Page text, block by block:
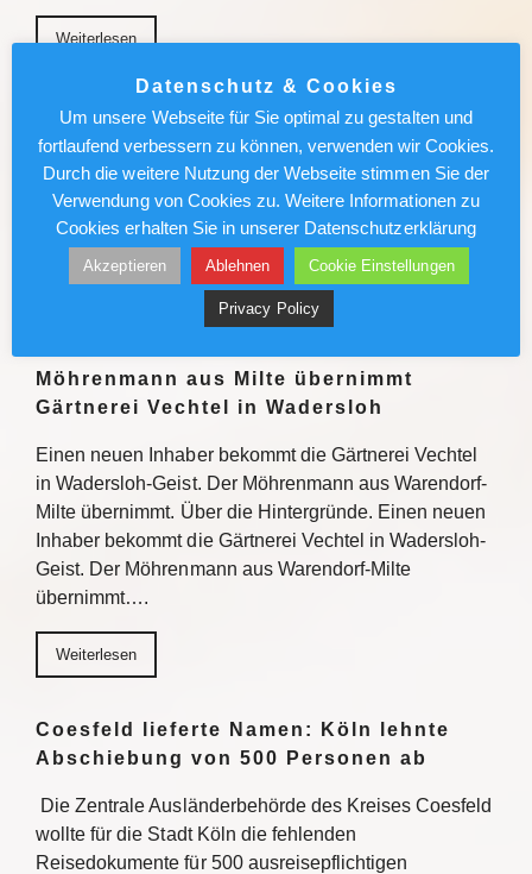
Weiterlesen
München News : Absolut sehenswert!
„Carmen“ im Deutschen Theater
Enrique Gasa Valga verbindet Bizet und Mérimée
überraschend und sinnlich zu temporeichem
Tanztheater Weiterlesen
Möhrenmann aus Milte übernimmt
Gärtnerei Vechtel in Wadersloh
Einen neuen Inhaber bekommt die Gärtnerei Vechtel
in Wadersloh-Geist. Der Möhrenmann aus Warendorf-
Milte übernimmt. Über die Hintergründe. Einen neuen
Inhaber bekommt die Gärtnerei Vechtel in Wadersloh-
Geist. Der Möhrenmann aus Warendorf-Milte
übernimmt….
Weiterlesen
Coesfeld lieferte Namen: Köln lehnte
Abschiebung von 500 Personen ab
Die Zentrale Ausländerbehörde des Kreises Coesfeld
wollte für die Stadt Köln die fehlenden
Reisedokumente für 500 ausreisepflichtigen
Datenschutz & Cookies
Um unsere Webseite für Sie optimal zu gestalten und
fortlaufend verbessern zu können, verwenden wir Cookies.
Durch die weitere Nutzung der Webseite stimmen Sie der
Verwendung von Cookies zu. Weitere Informationen zu
Cookies erhalten Sie in unserer Datenschutzerklärung
Akzeptieren Ablehnen Cookie Einstellungen
Privacy Policy